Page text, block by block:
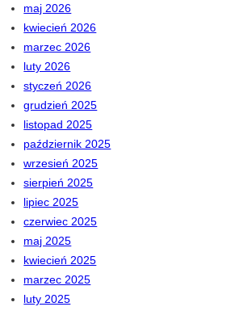
maj 2026
kwiecień 2026
marzec 2026
luty 2026
styczeń 2026
grudzień 2025
listopad 2025
październik 2025
wrzesień 2025
sierpień 2025
lipiec 2025
czerwiec 2025
maj 2025
kwiecień 2025
marzec 2025
luty 2025